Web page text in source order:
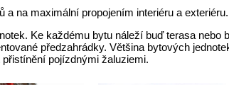
na maximální propojením interiéru a exteriéru.
Ke každému bytu náleží buď terasa nebo
předzahrádky. Většina bytových
pojízdnými žaluziemi.